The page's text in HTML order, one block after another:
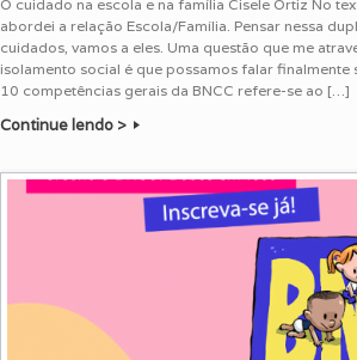
O cuidado na escola e na família Cisele Ortiz No
abordei a relação Escola/Família. Pensar nessa
cuidados, vamos a eles. Uma questão que me
isolamento social é que possamos falar finalmente
10 competências gerais da BNCC refere-se ao […]
Continue lendo >